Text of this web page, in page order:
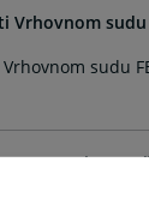
Vrhovnom sudu
sudu
protiv
protiv